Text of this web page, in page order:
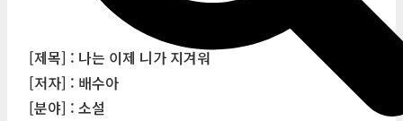
[제목] : 나는 이제 니가 지겨워
[저자] : 배수아
[분야] : 소설